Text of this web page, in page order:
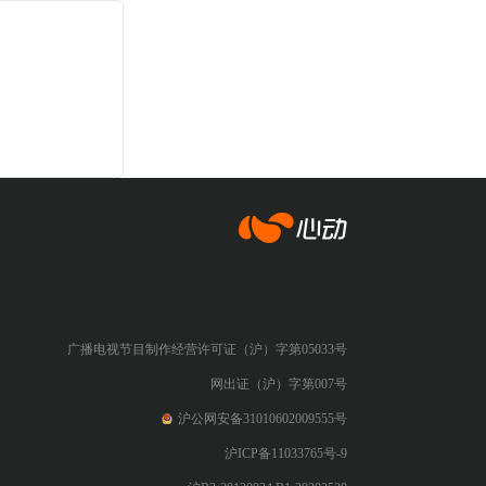
广播电视节目制作经营许可证（沪）字第05033号
网出证（沪）字第007号
沪公网安备31010602009555号
沪ICP备11033765号-9
心动网络